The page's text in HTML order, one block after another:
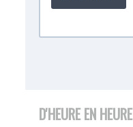
D'HEURE EN HEURE